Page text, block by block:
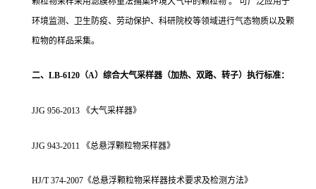
环境监测、卫生防疫、劳动保护、科研院校等领域进行气态物质以及颗
粒物的样品采集。
二、LB-6120（A）综合大气采样器（加热、双路、转子）执行标准：
JJG 956-2013 《大气采样器》
JJG 943-2011 《总悬浮颗粒物采样器》
HJ/T 374-2007《总悬浮颗粒物采样器技术要求及检测方法》